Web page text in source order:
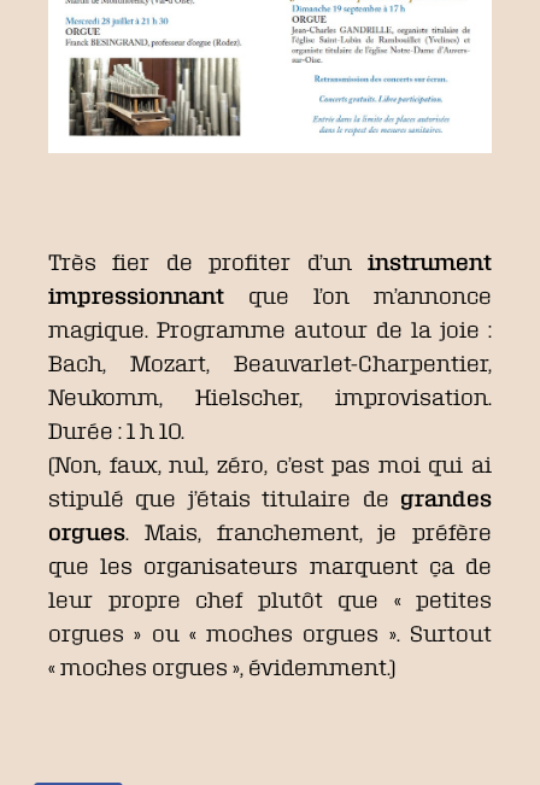
Très fier de profiter d’un instrument
impressionnant que l’on m’annonce
magique. Programme autour de la joie :
Bach, Mozart, Beauvarlet-Charpentier,
Neukomm, Hielscher, improvisation.
Durée : 1 h 10.
(Non, faux, nul, zéro, c’est pas moi qui ai
stipulé que j’étais titulaire de grandes
orgues . Mais, franchement, je préfère
que les organisateurs marquent ça de
leur propre chef plutôt que « petites
orgues » ou « moches orgues ». Surtout
« moches orgues », évidemment.)